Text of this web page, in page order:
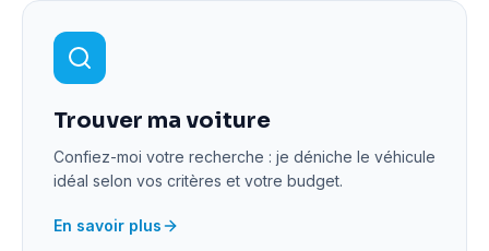
Trouver ma voiture
Confiez-moi votre recherche : je déniche le véhicule
idéal selon vos critères et votre budget.
En savoir plus